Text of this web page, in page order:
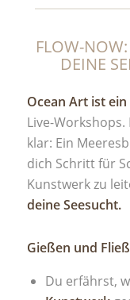
FLOW-NOW:
DEINE
Ocean Art ist
Live-
klar: Ein
dich Schritt für
Kunstwerk zu
deine Seesucht.
Gießen und
Du erfährst,